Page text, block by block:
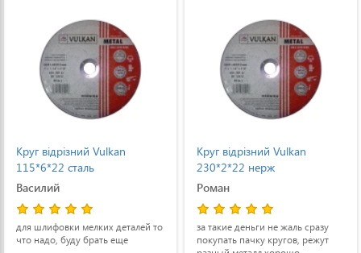
Круг відрізний Vulkan
115*6*22 сталь
Василий
для шлифовки мелких деталей то
что надо, буду брать еще
Круг відрізний Vulkan
230*2*22 нерж
Роман
за такие деньги не жаль сразу
покупать пачку кругов, режут